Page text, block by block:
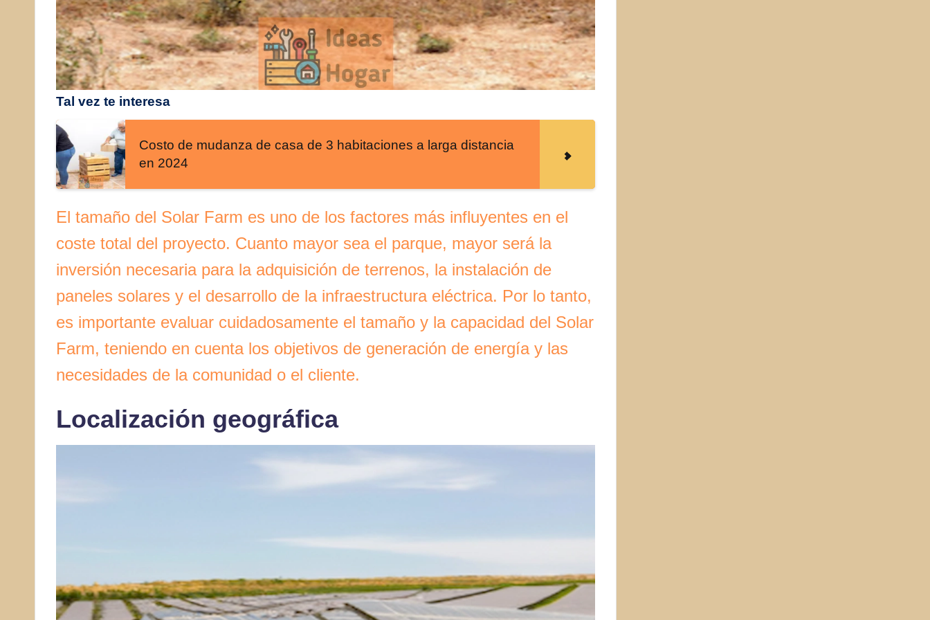
Tal vez te interesa
Costo de mudanza de casa de 3 habitaciones a larga distancia
en 2024
El tamaño del Solar Farm es uno de los factores más influyentes en el
coste total del proyecto. Cuanto mayor sea el parque, mayor será la
inversión necesaria para la adquisición de terrenos, la instalación de
paneles solares y el desarrollo de la infraestructura eléctrica. Por lo tanto,
es importante evaluar cuidadosamente el tamaño y la capacidad del Solar
Farm, teniendo en cuenta los objetivos de generación de energía y las
necesidades de la comunidad o el cliente.
Localización geográfica